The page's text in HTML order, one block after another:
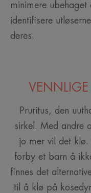
minimere ubehaget
identifisere
deres.
VENNLIGE
Pruritus, den
sirkel. Med andre
jo mer vil det
forby et barn å
finnes det
til å klø på